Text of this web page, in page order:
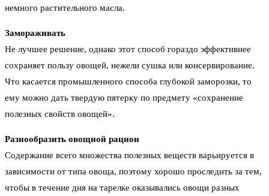
немного растительного масла.
Замораживать
Не лучшее решение, однако этот способ гораздо эффективнее
сохраняет пользу овощей, нежели сушка или консервирование.
Что касается промышленного способа глубокой заморозки, то
ему можно дать твердую пятерку по предмету «сохранение
полезных свойств овощей».
Разнообразить овощной рацион
Содержание всего множества полезных веществ варьируется в
зависимости от типа овоща, поэтому хорошо проследить за тем,
чтобы в течение дня на тарелке оказывались овощи разных